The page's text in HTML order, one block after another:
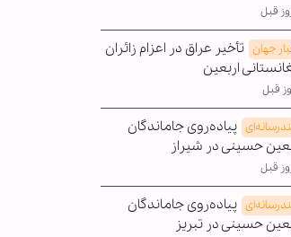
جهان تأخیر عراق در اعزام زائران
اربعین
پیاده‌روی جاماندگان
حسینی در شیراز
پیاده‌روی جاماندگان
حسینی در تبریز